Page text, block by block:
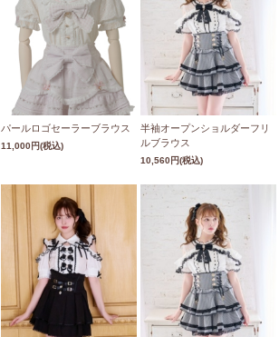
パールロゴセーラーブラウス
11,000円(税込)
半袖オープンショルダーフリ
ルブラウス
10,560円(税込)